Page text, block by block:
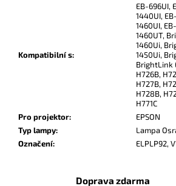
Kompatibilní s:
EB-696UI,
1440UI,
1460UI,
1460UT,
1460Ui,
1450Ui,
BrightLink
H726B,
H727B,
H728B,
H771C
Pro projektor:
EPSON
Typ lampy:
Lampa
Označení: ELPLP92,
Doprava zdarma